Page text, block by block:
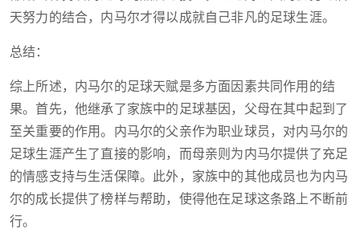
天努力的结合，内马尔才得以成就自己非凡的足球生涯。
总结：
综上所述，内马尔的足球天赋是多方面因素共同作用的结
果。首先，他继承了家族中的足球基因，父母在其中起到了
至关重要的作用。内马尔的父亲作为职业球员，对内马尔的
足球生涯产生了直接的影响，而母亲则为内马尔提供了充足
的情感支持与生活保障。此外，家族中的其他成员也为内马
尔的成长提供了榜样与帮助，使得他在足球这条路上不断前
行。